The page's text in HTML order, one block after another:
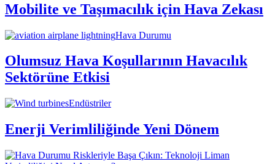
Mobilite ve Taşımacılık için Hava Zekası
Hava Durumu
Olumsuz Hava Koşullarının Havacılık
Sektörüne Etkisi
Endüstriler
Enerji Verimliliğinde Yeni Dönem